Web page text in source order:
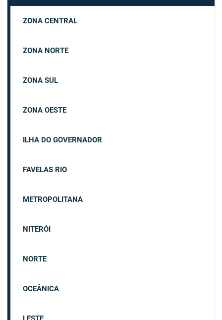
ZONA CENTRAL
ZONA NORTE
ZONA SUL
ZONA OESTE
ILHA DO GOVERNADOR
FAVELAS RIO
METROPOLITANA
NITERÓI
NORTE
OCEÂNICA